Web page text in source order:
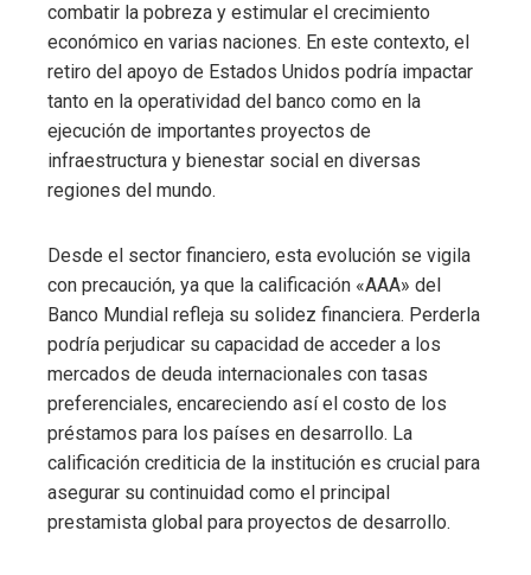
combatir la pobreza y estimular el crecimiento
económico en varias naciones. En este contexto, el
retiro del apoyo de Estados Unidos podría impactar
tanto en la operatividad del banco como en la
ejecución de importantes proyectos de
infraestructura y bienestar social en diversas
regiones del mundo.
Desde el sector financiero, esta evolución se vigila
con precaución, ya que la calificación «AAA» del
Banco Mundial refleja su solidez financiera. Perderla
podría perjudicar su capacidad de acceder a los
mercados de deuda internacionales con tasas
preferenciales, encareciendo así el costo de los
préstamos para los países en desarrollo. La
calificación crediticia de la institución es crucial para
asegurar su continuidad como el principal
prestamista global para proyectos de desarrollo.